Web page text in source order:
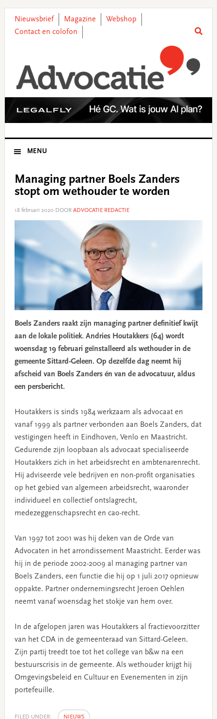
primary
main
primary
footer
Nieuwsbrief Magazine
Webshop
Contact en colofon
MENU
Managing partner Boels Zanders
stopt om wethouder te worden
18 februari 2020 DOOR ADVOCATIE REDACTIE
Boels Zanders raakt zijn managing partner definitief kwijt
aan de lokale politiek. Andries Houtakkers (64) wordt
woensdag 19 februari geïnstalleerd als wethouder in de
gemeente Sittard-Geleen. Op dezelfde dag neemt hij
afscheid van Boels Zanders én van de advocatuur, aldus
een persbericht.
Houtakkers is sinds 1984 werkzaam als advocaat en
vanaf 1999 als partner verbonden aan Boels Zanders, dat
vestigingen heeft in Eindhoven, Venlo en Maastricht.
Gedurende zijn loopbaan als advocaat specialiseerde
Houtakkers zich in het arbeidsrecht en ambtenarenrecht.
Hij adviseerde vele bedrijven en non-profit organisaties
op het gebied van algemeen arbeidsrecht, waaronder
individueel en collectief ontslagrecht,
medezeggenschapsrecht en cao-recht.
Van 1997 tot 2001 was hij deken van de Orde van
Advocaten in het arrondissement Maastricht. Eerder was
hij in de periode 2002-2009 al managing partner van
Boels Zanders, een functie die hij op 1 juli 2017 opnieuw
oppakte. Partner ondernemingsrecht Jeroen Oehlen
neemt vanaf woensdag het stokje van hem over.
In de afgelopen jaren was Houtakkers al fractievoorzitter
van het CDA in de gemeenteraad van Sittard-Geleen.
Zijn partij treedt toe tot het college van b&w na een
bestuurscrisis in de gemeente. Als wethouder krijgt hij
Omgevingsbeleid en Cultuur en Evenementen in zijn
portefeuille.
FILED UNDER: NIEUWS